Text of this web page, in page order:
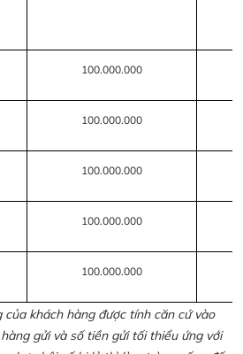
100.000.000
100.000.000
100.000.000
100.000.000
100.000.000
của khách hàng được tính căn cứ vào
gửi và số tiền gửi tối thiểu ứng với